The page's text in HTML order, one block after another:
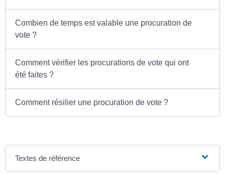
Combien de temps est valable une procuration de
vote ?
Comment vérifier les procurations de vote qui ont
été faites ?
Comment résilier une procuration de vote ?
Textes de référence